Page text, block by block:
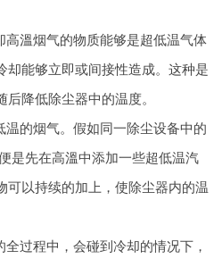
溫烟气的物质能够是超低温气体
却能够立即或间接性造成。这种是
降低除尘器中的温度。
的烟气。假如同一除尘设备中的
是先在高溫中添加一些超低温汽
可以持续的加上，使除尘器内的温
过程中，会碰到冷却的情况下，